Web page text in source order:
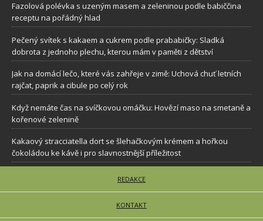
Fazolová polévka s uzeným masem a zeleninou podle babiččina
receptu na pořádný hlad
Pečený svítek s kakaem a cukrem podle prababičky: Sladká
dobrota z jednoho plechu, kterou mám v paměti z dětství
Jak na domácí lečo, které vás zahřeje v zimě: Uchová chuť letních
rajčat, paprik a cibule po celý rok
Když nemáte čas na svíčkovou omáčku: Hovězí maso na smetaně a
kořenové zelenině
Kakaový stracciatella dort se šlehačkovým krémem a hořkou
čokoládou ke kávě i pro slavnostnější příležitost
REDAKCE
KONTAKT